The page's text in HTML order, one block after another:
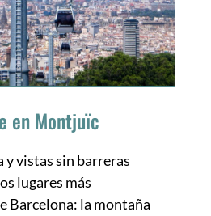
en Montjuïc
vistas sin barreras
lugares más
Barcelona: la montaña